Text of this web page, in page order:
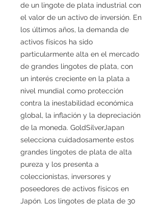
de un lingote de plata industrial con
el valor de un activo de inversión. En
los últimos años, la demanda de
activos físicos ha sido
particularmente alta en el mercado
de grandes lingotes de plata, con
un interés creciente en la plata a
nivel mundial como protección
contra la inestabilidad económica
global, la inflación y la depreciación
de la moneda. GoldSilverJapan
selecciona cuidadosamente estos
grandes lingotes de plata de alta
pureza y los presenta a
coleccionistas, inversores y
poseedores de activos físicos en
Japón. Los lingotes de plata de 30